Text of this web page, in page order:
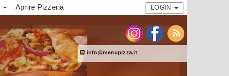
Aprire Pizzeria LOGIN
info@menupizza.it